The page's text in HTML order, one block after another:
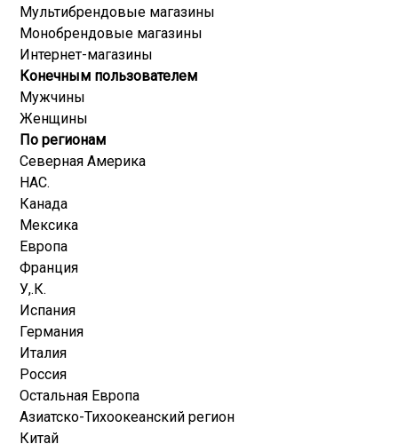
Мультибрендовые магазины
Монобрендовые магазины
Интернет-магазины
Конечным пользователем
Мужчины
Женщины
По регионам
Северная Америка
НАС.
Канада
Мексика
Европа
Франция
У,.К.
Испания
Германия
Италия
Россия
Остальная Европа
Азиатско-Тихоокеанский регион
Китай